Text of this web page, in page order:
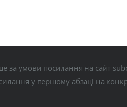
за умови посилання на сайт
у першому абзаці на